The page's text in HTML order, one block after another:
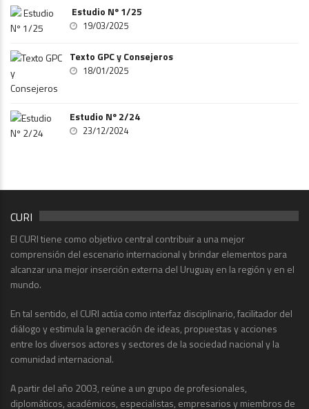
Estudio Nº 1/25
19/03/2025
Texto GPC y Consejeros
18/01/2025
Estudio Nº 2/24
23/12/2024
CURI
El CURI tiene como objetivo central contribuir a una mejor
comprensión del escenario internacional y brindar elementos para
alcanzar una mejor inserción externa del Uruguay en la región y en el
mundo.
En tal sentido, el CURI actúa como interfaz disciplinario, facilitador del
diálogo y estimula la generación de ideas, propuestas y acciones
entre los diversos actores y sectores de la sociedad nacional y la
comunidad internacional.
A partir del año 2003, reúne a un grupo de profesionales,
diplomáticos, académicos, especialistas, empresarios y miembros de